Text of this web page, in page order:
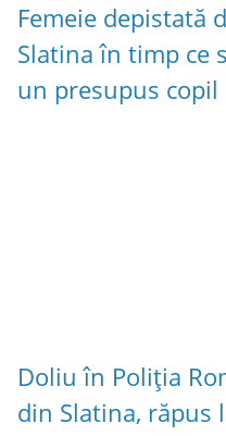
Femeie depistată
Slatina în timp ce
un presupus copil
Doliu în Poliția
din Slatina, răpus